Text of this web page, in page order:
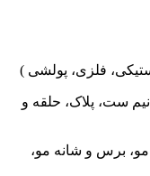
فلزی، پولشی )
نیم ست، پلاک، حلقه و
برس و شانه مو،